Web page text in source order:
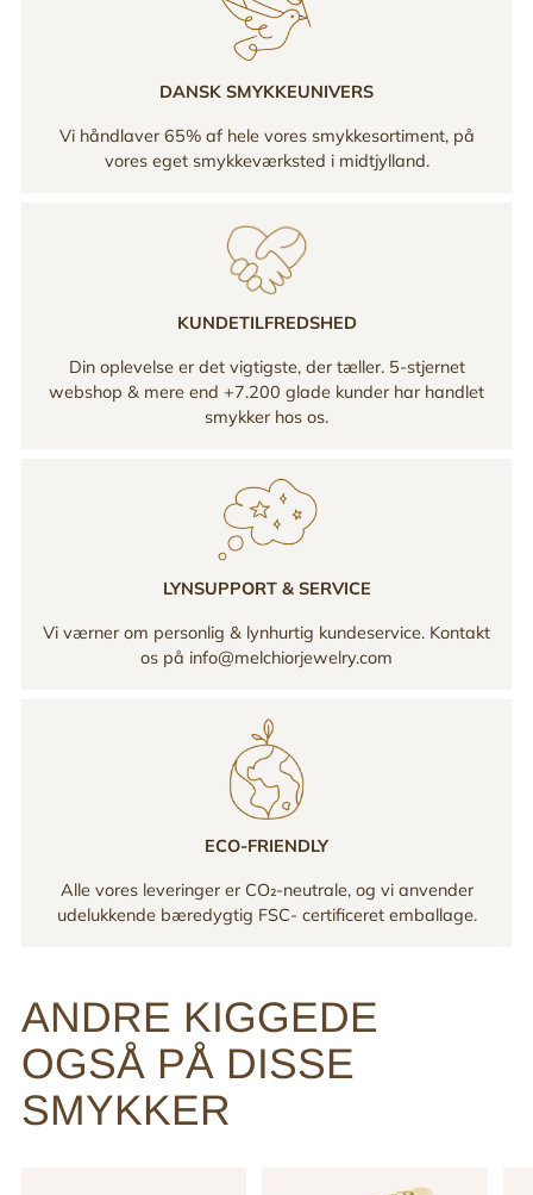
DANSK SMYKKEUNIVERS
Vi håndlaver 65% af hele vores smykkesortiment, på
vores eget smykkeværksted i midtjylland.
KUNDETILFREDSHED
Din oplevelse er det vigtigste, der tæller. 5-stjernet
webshop & mere end +7.200 glade kunder har handlet
smykker hos os.
LYNSUPPORT & SERVICE
Vi værner om personlig & lynhurtig kundeservice. Kontakt
os på info@melchiorjewelry.com
ECO-FRIENDLY
Alle vores leveringer er CO₂-neutrale, og vi anvender
udelukkende bæredygtig FSC- certificeret emballage.
ANDRE KIGGEDE
OGSÅ PÅ DISSE
SMYKKER